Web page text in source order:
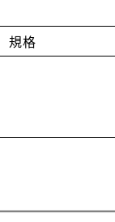
規格